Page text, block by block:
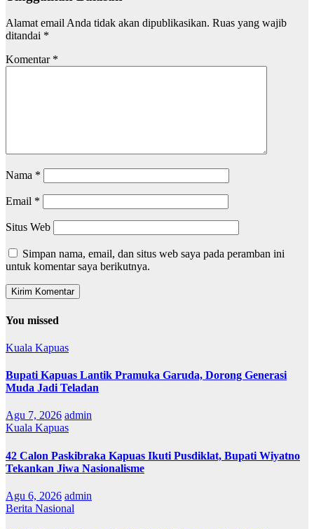
Alamat email Anda tidak akan dipublikasikan. Ruas yang wajib
ditandai *
Komentar *
Nama *
Email *
Situs Web
Simpan nama, email, dan situs web saya pada peramban ini
untuk komentar saya berikutnya.
You missed
Kuala Kapuas
Bupati Kapuas Lantik Pramuka Garuda, Dorong Generasi
Muda Jadi Teladan
Agu 7, 2026 admin
Kuala Kapuas
42 Calon Paskibraka Kapuas Ikuti Pusdiklat, Bupati Wiyatno
Tekankan Jiwa Nasionalisme
Agu 6, 2026 admin
Berita Nasional